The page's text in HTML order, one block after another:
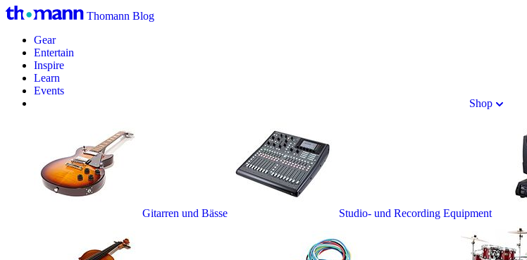
Thomann Blog
Gear
Entertain
Inspire
Learn
Events
Shop
Gitarren und Bässe Studio- und Recording Equipment